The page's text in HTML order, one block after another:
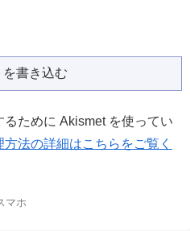
を書き込む
ために Akismet を使ってい
法の詳細はこちらをご覧く
マホ